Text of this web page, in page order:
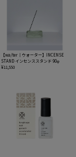
【wa/ter｜ウォーター】INCENSE
STAND インセンススタンド 90φ
¥11,550